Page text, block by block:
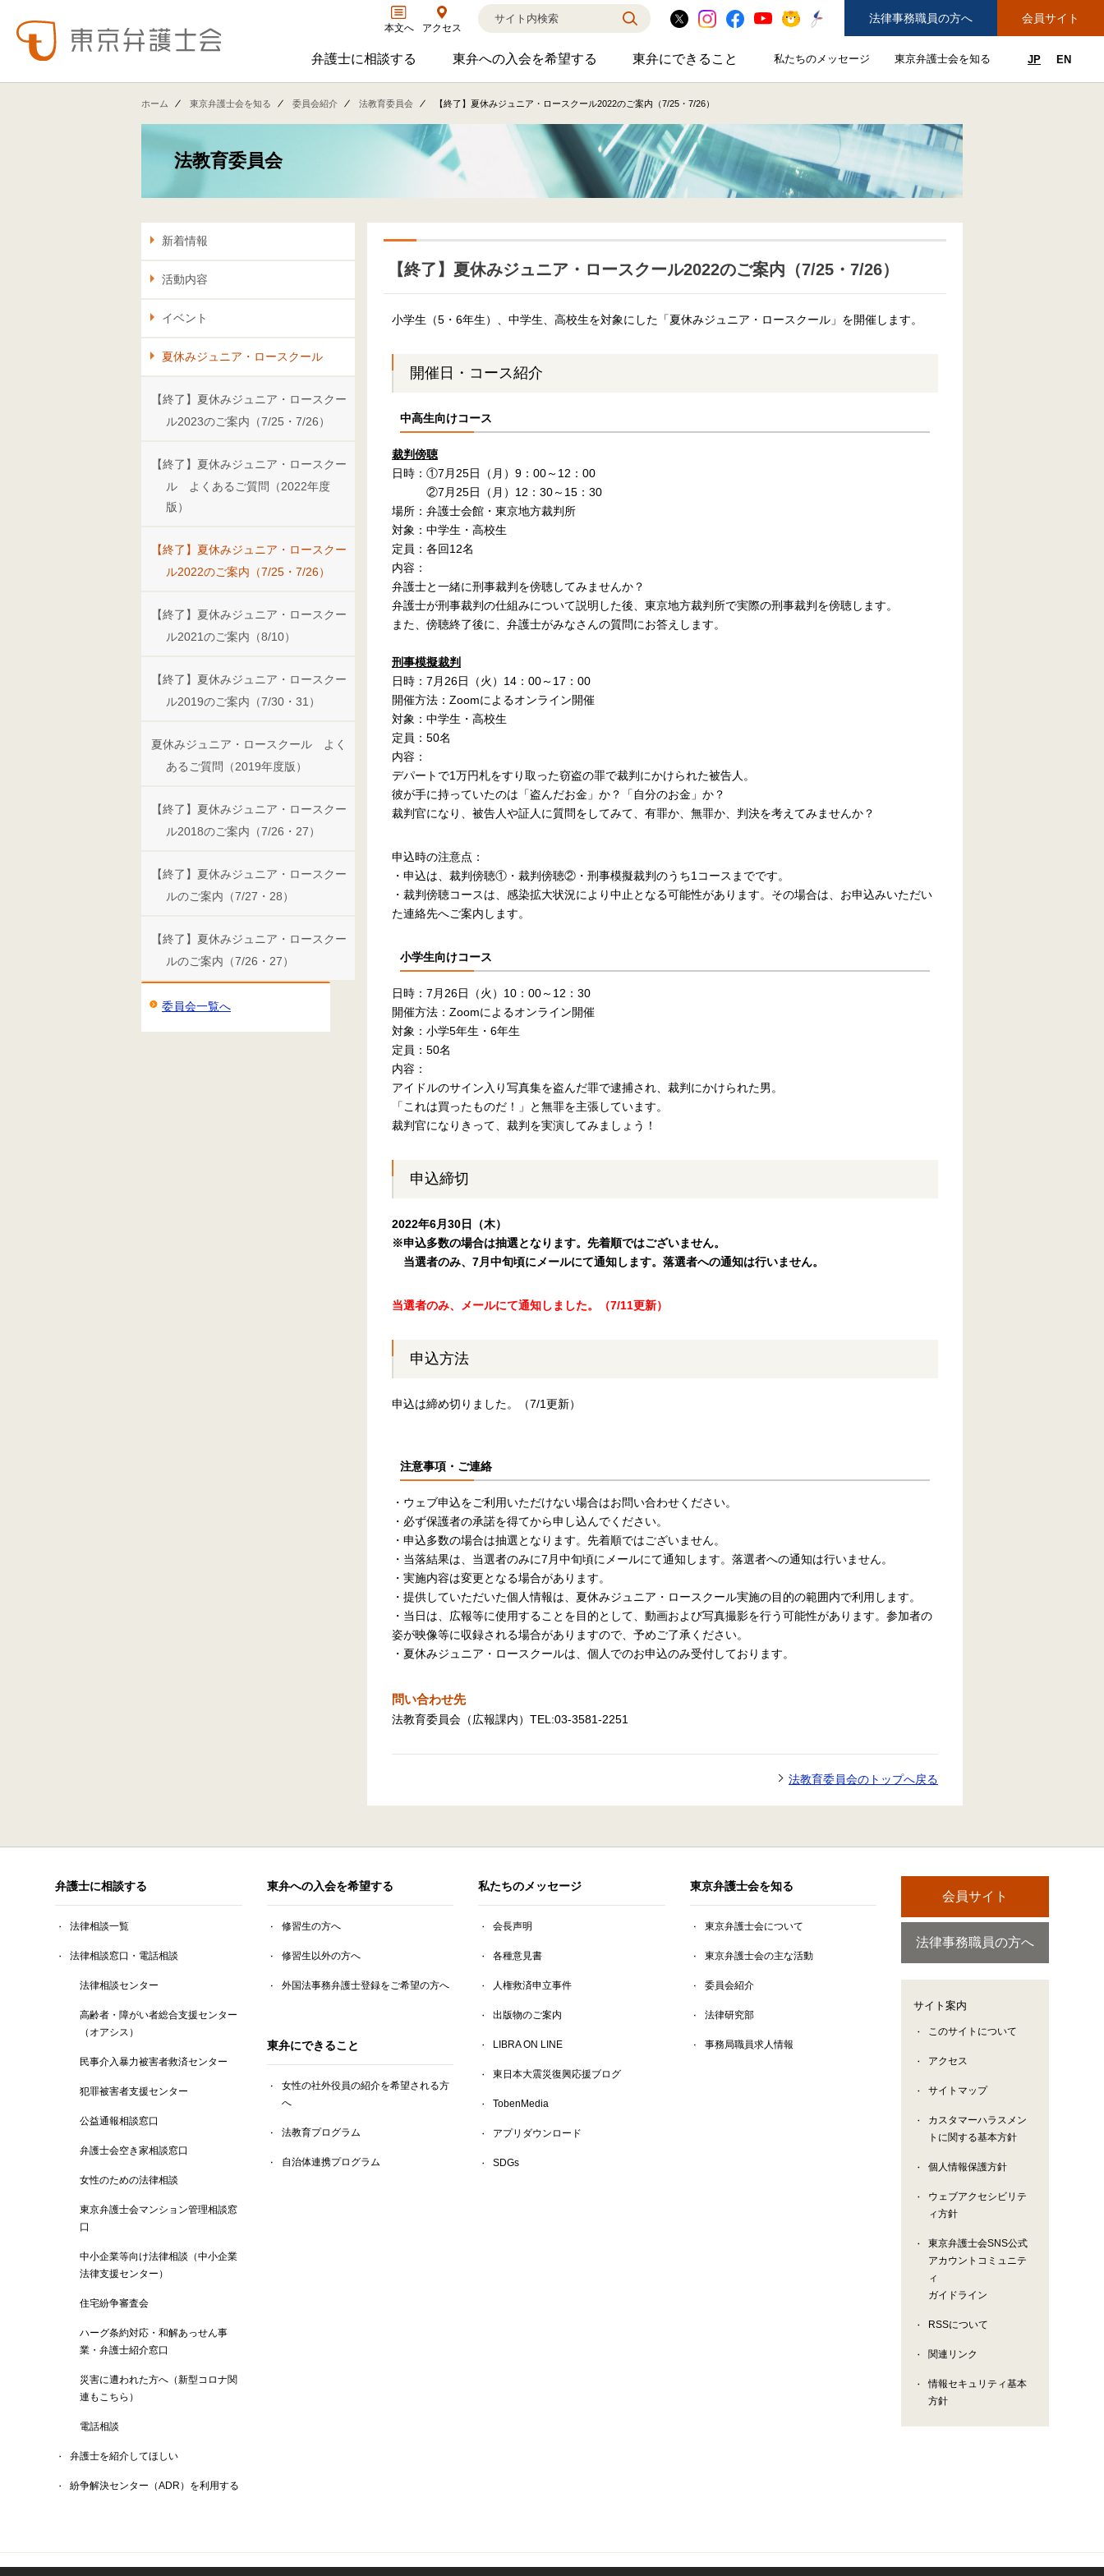
本文へ アクセス
法律事務職員の方へ 会員サイト
弁護士に相談する弁護士に相談するのサブメニューを開閉
東弁への入会を希望する東弁への入会を希望するのサブメニューを開閉
東弁にできること東弁にできることのサブメニューを開閉
私たちのメッセージ私たちのメッセージのサブメニューを開閉
東京弁護士会を知る東京弁護士会を知るのサブメニ
JP EN
ホーム 東京弁護士会を知る 委員会紹介 法教育委員会 【終了】夏休みジュニア・ロースクール2022のご案内（7/25・7/26）
法教育委員会
新着情報
活動内容
イベント
夏休みジュニア・ロースクール
【終了】夏休みジュニア・ロースクー
ル2023のご案内（7/25・7/26）
【終了】夏休みジュニア・ロースクー
ル よくあるご質問（2022年度
版）
【終了】夏休みジュニア・ロースクー
ル2022のご案内（7/25・7/26）
【終了】夏休みジュニア・ロースクー
ル2021のご案内（8/10）
【終了】夏休みジュニア・ロースクー
ル2019のご案内（7/30・31）
夏休みジュニア・ロースクール よく
あるご質問（2019年度版）
【終了】夏休みジュニア・ロースクー
ル2018のご案内（7/26・27）
【終了】夏休みジュニア・ロースクー
ルのご案内（7/27・28）
【終了】夏休みジュニア・ロースクー
ルのご案内（7/26・27）
委員会一覧へ
【終了】夏休みジュニア・ロースクール2022のご案内（7/25・7/26）
小学生（5・6年生）、中学生、高校生を対象にした「夏休みジュニア・ロースクール」を開催します。
開催日・コース紹介
中高生向けコース
裁判傍聴
日時：①7月25日（月）9：00～12：00
②7月25日（月）12：30～15：30
場所：弁護士会館・東京地方裁判所
対象：中学生・高校生
定員：各回12名
内容：
弁護士と一緒に刑事裁判を傍聴してみませんか？
弁護士が刑事裁判の仕組みについて説明した後、東京地方裁判所で実際の刑事裁判を傍聴します。
また、傍聴終了後に、弁護士がみなさんの質問にお答えします。
刑事模擬裁判
日時：7月26日（火）14：00～17：00
開催方法：Zoomによるオンライン開催
対象：中学生・高校生
定員：50名
内容：
デパートで1万円札をすり取った窃盗の罪で裁判にかけられた被告人。
彼が手に持っていたのは「盗んだお金」か？「自分のお金」か？
裁判官になり、被告人や証人に質問をしてみて、有罪か、無罪か、判決を考えてみませんか？
申込時の注意点：
・申込は、裁判傍聴①・裁判傍聴②・刑事模擬裁判のうち1コースまでです。
・裁判傍聴コースは、感染拡大状況により中止となる可能性があります。その場合は、お申込みいただい
た連絡先へご案内します。
小学生向けコース
日時：7月26日（火）10：00～12：30
開催方法：Zoomによるオンライン開催
対象：小学5年生・6年生
定員：50名
内容：
アイドルのサイン入り写真集を盗んだ罪で逮捕され、裁判にかけられた男。
「これは買ったものだ！」と無罪を主張しています。
裁判官になりきって、裁判を実演してみましょう！
申込締切
2022年6月30日（木）
※申込多数の場合は抽選となります。先着順ではございません。
当選者のみ、7月中旬頃にメールにて通知します。落選者への通知は行いません。
当選者のみ、メールにて通知しました。（7/11更新）
申込方法
申込は締め切りました。（7/1更新）
注意事項・ご連絡
・ウェブ申込をご利用いただけない場合はお問い合わせください。
・必ず保護者の承諾を得てから申し込んでください。
・申込多数の場合は抽選となります。先着順ではございません。
・当落結果は、当選者のみに7月中旬頃にメールにて通知します。落選者への通知は行いません。
・実施内容は変更となる場合があります。
・提供していただいた個人情報は、夏休みジュニア・ロースクール実施の目的の範囲内で利用します。
・当日は、広報等に使用することを目的として、動画および写真撮影を行う可能性があります。参加者の
姿が映像等に収録される場合がありますので、予めご了承ください。
・夏休みジュニア・ロースクールは、個人でのお申込のみ受付しております。
問い合わせ先
法教育委員会（広報課内）TEL:03-3581-2251
法教育委員会のトップへ戻る
弁護士に相談する
法律相談一覧
法律相談窓口・電話相談
法律相談センター
高齢者・障がい者総合支援センター
（オアシス）
民事介入暴力被害者救済センター
犯罪被害者支援センター
公益通報相談窓口
弁護士会空き家相談窓口
女性のための法律相談
東京弁護士会マンション管理相談窓
口
中小企業等向け法律相談（中小企業
法律支援センター）
住宅紛争審査会
ハーグ条約対応・和解あっせん事
業・弁護士紹介窓口
災害に遭われた方へ（新型コロナ関
連もこちら）
電話相談
弁護士を紹介してほしい
紛争解決センター（ADR）を利用する
東弁への入会を希望する
修習生の方へ
修習生以外の方へ
外国法事務弁護士登録をご希望の方へ
東弁にできること
女性の社外役員の紹介を希望される方
へ
法教育プログラム
自治体連携プログラム
私たちのメッセージ
会長声明
各種意見書
人権救済申立事件
出版物のご案内
LIBRA ON LINE
東日本大震災復興応援ブログ
TobenMedia
アプリダウンロード
SDGs
東京弁護士会を知る
東京弁護士会について
東京弁護士会の主な活動
委員会紹介
法律研究部
事務局職員求人情報
会員サイト
法律事務職員の方へ
サイト案内
このサイトについて
アクセス
サイトマップ
カスタマーハラスメン
トに関する基本方針
個人情報保護方針
ウェブアクセシビリテ
ィ方針
東京弁護士会SNS公式
アカウントコミュニテ
ィ
ガイドライン
RSSについて
関連リンク
情報セキュリティ基本
方針